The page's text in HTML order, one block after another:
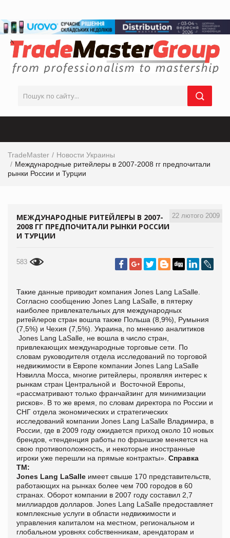
TradeMaster
Новости Украины
Международные ритейлеры в 2007-2008 гг предпочитали
рынки России и Турции
22 лютого 2009
МЕЖДУНАРОДНЫЕ РИТЕЙЛЕРЫ В 2007-
2008 ГГ ПРЕДПОЧИТАЛИ РЫНКИ РОССИИ
И ТУРЦИИ
583
Такие данные приводит компания Jones Lang LaSalle.
Согласно сообщению Jones Lang LaSalle, в пятерку
наиболее привлекательных для международных
ритейлеров стран вошла также Польша (8,9%), Румыния
(7,5%) и Чехия (7,5%). Украина, по мнению аналитиков
Jones Lang LaSalle, не вошла в число стран,
привлекающих международные торговые сети. По
словам руководителя отдела исследований по торговой
недвижимости в Европе компании Jones Lang LaSalle
Нэвилла Мосса, многие ритейлеры, проявляя интерес к
рынкам стран Центральной и Восточной Европы,
«рассматривают только франчайзинг для минимизации
рисков». В то же время, по словам директора по России и
СНГ отдела экономических и стратегических
исследований компании Jones Lang LaSalle Владимира, в
России, где в 2009 году ожидается приход около 10 новых
брендов, «тенденция работы по франшизе меняется на
свою противоположность, и некоторые иностранные
игроки уже перешли на прямые контракты». Справка
ТМ:
Jones Lang LaSalle имеет свыше 170 представительств,
работающих на рынках более чем 700 городов в 60
странах. Оборот компании в 2007 году составил 2,7
миллиардов долларов. Jones Lang LaSalle предоставляет
комплексные услуги в области недвижимости и
управления капиталом на местном, региональном и
глобальном уровнях собственникам, арендаторам и